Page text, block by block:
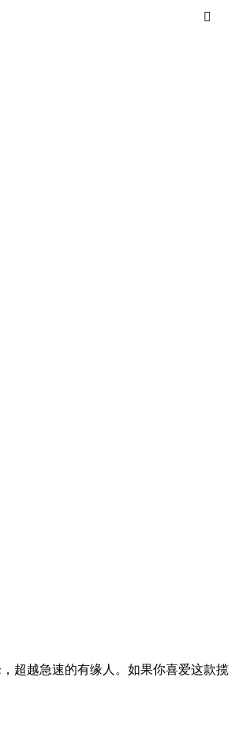

超越急速的有缘人。如果你喜爱这款揽